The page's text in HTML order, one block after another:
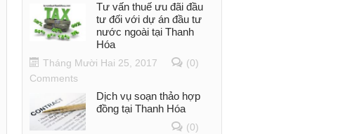
Tư vấn thuế ưu đãi đầu
tư đối với dự án đầu tư
nước ngoài tại Thanh
Hóa
Tháng Mười Hai 25, 2017
(0)
Comments
Dịch vụ soạn thảo hợp
đồng tại Thanh Hóa
(0)